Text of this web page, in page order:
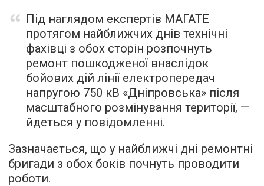
Під наглядом експертів МАГАТЕ
протягом найближчих днів технічні
фахівці з обох сторін розпочнуть
ремонт пошкодженої внаслідок
бойових дій лінії електропередач
напругою 750 кВ «Дніпровська» після
масштабного розмінування території, —
йдеться у повідомленні.
Зазначається, що у найближчі дні ремонтні
бригади з обох боків почнуть проводити
роботи.